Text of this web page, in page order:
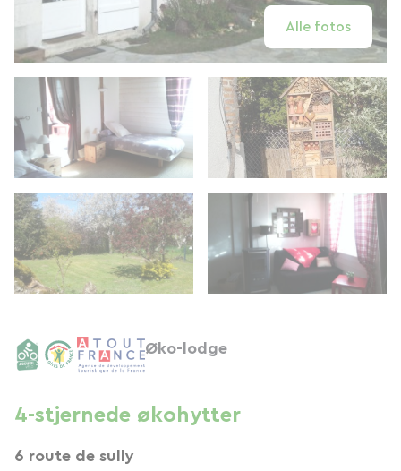
Alle fotos
Øko-lodge
4-stjernede økohytter
6 route de sully